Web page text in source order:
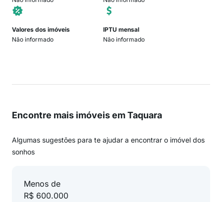
Valores dos imóveis
Não informado
IPTU mensal
Não informado
Encontre mais imóveis em Taquara
Algumas sugestões para te ajudar a encontrar o imóvel dos
sonhos
Menos de
R$ 600.000